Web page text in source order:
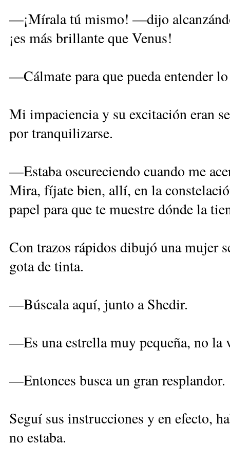
—¡Mírala tú mismo! —dijo
¡es más brillante que Venus!
—Cálmate para que pueda entender
Mi impaciencia y su excitación eran
por tranquilizarse.
—Estaba oscureciendo cuando me
Mira, fíjate bien, allí, en la
papel para que te muestre dónde la
Con trazos rápidos dibujó una mujer
gota de tinta.
—Búscala aquí, junto a Shedir.
—Es una estrella muy pequeña, no la
—Entonces busca un gran resplandor.
Seguí sus instrucciones y en efecto,
no estaba.